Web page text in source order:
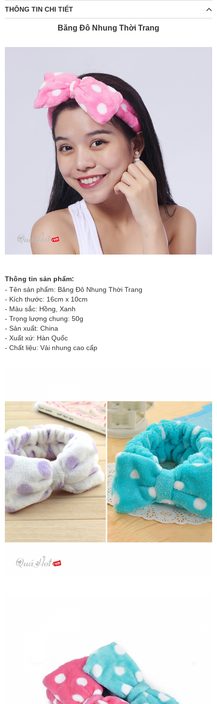
THÔNG TIN CHI TIẾT
Băng Đô Nhung Thời Trang
Thông tin sản phẩm:
- Tên sản phẩm: Băng Đô Nhung Thời Trang
​- Kích thước: 16cm x 10cm
- Màu sắc: Hồng, Xanh
- Trọng lượng chung: 50g
- Sản xuất: China
- Xuất xứ: Hàn Quốc
- Chất liệu: Vải nhung cao cấp